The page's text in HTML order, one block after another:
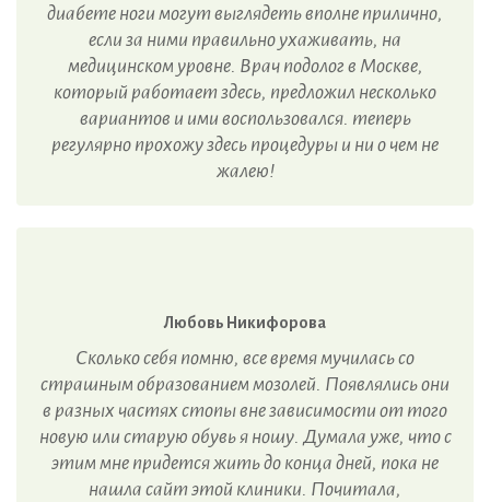
диабете ноги могут выглядеть вполне прилично,
если за ними правильно ухаживать, на
медицинском уровне. Врач подолог в Москве,
который работает здесь, предложил несколько
вариантов и ими воспользовался. теперь
регулярно прохожу здесь процедуры и ни о чем не
жалею!
Любовь Никифорова
Сколько себя помню, все время мучилась со
страшным образованием мозолей. Появлялись они
в разных частях стопы вне зависимости от того
новую или старую обувь я ношу. Думала уже, что с
этим мне придется жить до конца дней, пока не
нашла сайт этой клиники. Почитала,